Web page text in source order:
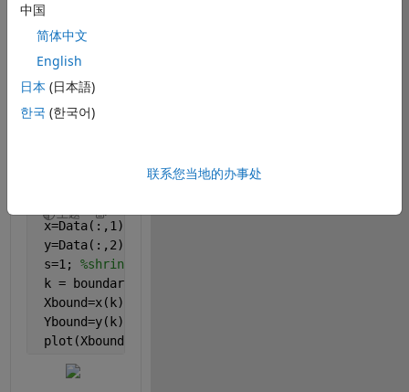
especially at
the corners.
Though I tried
to change
shrink factor(s).
Hope you can
主题
x=Data(:,1);
y=Data(:,2);
s=1; %shrink factor
k = boundary(x,y,1);
Xbound=x(k);
Ybound=y(k);
plot(Xbound,Ybound);
中国
简体中文
English
日本 (日本語)
한국 (한국어)
联系您当地的办事处